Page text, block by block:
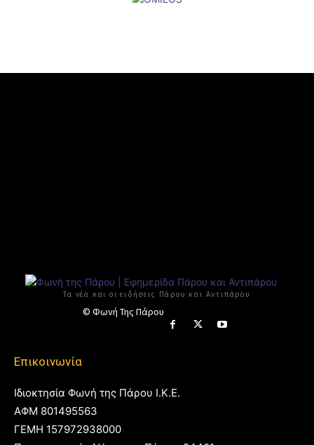
Τα νέα και οι ειδήσεις Πάρου και Αντιπάρου
© Φωνή Της Πάρου
Επικοινωνία
Ιδιοκτησία Φωνή της Πάρου Ι.Κ.Ε.
ΑΦΜ 801495563
ΓΕΜΗ 157972938000